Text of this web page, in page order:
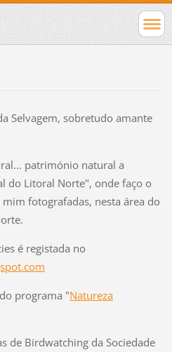
Selvagem, sobretudo amante
património natural a
do Litoral Norte", onde faço o
fotografadas, nesta área do
é registada no
programa "Natureza
de Birdwatching da Sociedade